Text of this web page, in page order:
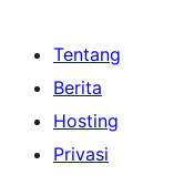
Tentang
Berita
Hosting
Privasi